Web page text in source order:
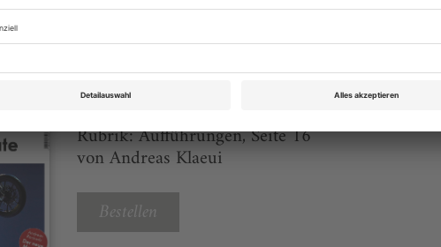
Rubrik: Aufführungen, Seite 16
von Andreas Klaeui
Bestellen